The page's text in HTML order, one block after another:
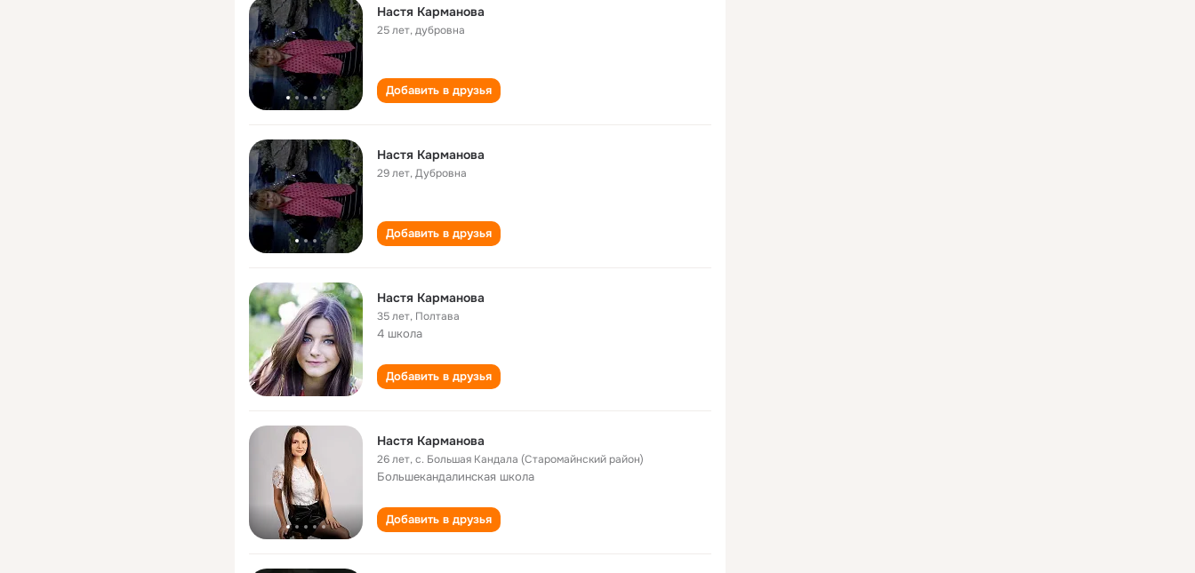
Настя Карманова
25 лет,дубровна
Добавить в друзья
Настя Карманова
29 лет,Дубровна
Добавить в друзья
Настя Карманова
35 лет, Полтава
4 школа
Добавить в друзья
Настя Карманова
26 лет,с. Большая Кандала (Старомайнский район)
Большекандалинская школа
Добавить в друзья